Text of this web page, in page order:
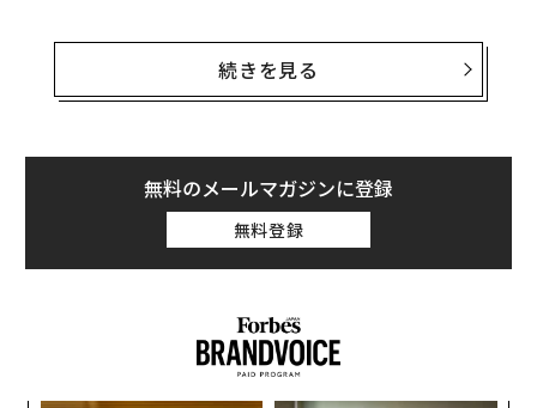
世の中には強い上司と大勢の弱い上司たちがいる。弱い
上司とは、自身の考えを明確に述べることがない人たち
だ。自分より上の立場の人から何か聞かされるまで、自
そうした恐れおののく上司たちは、不安に駆られると次
のような行動に出る。
続きを見る
無料のメールマガジンに登録
無料登録